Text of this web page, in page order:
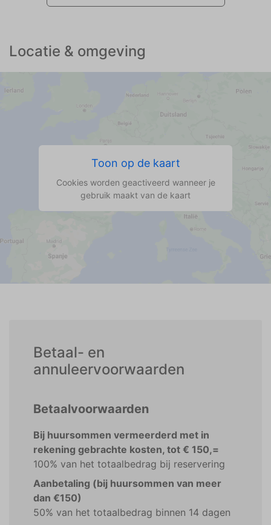
Locatie & omgeving
Toon op de kaart
Cookies worden geactiveerd wanneer je
gebruik maakt van de kaart
Betaal- en
annuleervoorwaarden
Betaalvoorwaarden
Bij huursommen vermeerderd met in
rekening gebrachte kosten, tot € 150,=
100% van het totaalbedrag bij reservering
Aanbetaling (bij huursommen van meer
dan €150)
50% van het totaalbedrag binnen 14 dagen